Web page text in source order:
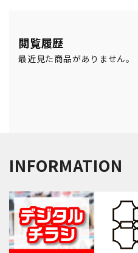
閲覧履歴
最近見た商品がありません。
INFORMATION